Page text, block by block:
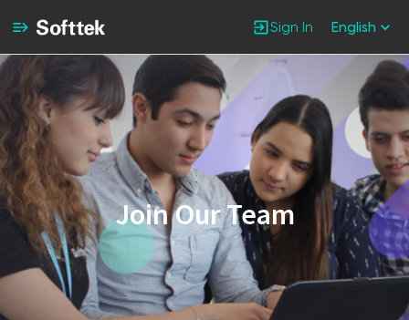
Sign In English
Single
Position
Join Our Team